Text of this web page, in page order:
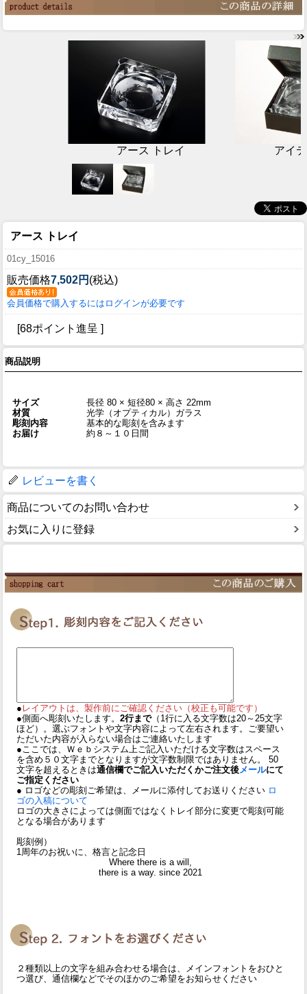
アース トレイ アイ
アース トレイ
01cy_15016
販売価格7,502円 (税込)
会員価格で購入するにはログインが必要です
[68ポイント進呈 ]
商品説明
サイズ
長径 80 × 短径80 × 高さ 22mm
材質
光学（オプティカル）ガラス
彫刻内容
基本的な彫刻を含みます
お届け
約８～１０日間
レビューを書く
商品についてのお問い合わせ
お気に入りに登録
● レイアウトは、製作前にご確認ください（校正も可能です）
●側面へ彫刻いたします。 2行まで（1行に入る文字数は20～25文字
ほど）。選ぶフォントや文字内容によって左右されます。ご要望い
ただいた内容が入らない場合はご連絡いたします
●ここでは、Ｗｅｂシステム上ご記入いただける文字数はスペース
を含め５０文字までとなりますが文字数制限ではありません。 50
文字を超えるときは通信欄でご記入いただくかご注文後 メールにて
ご指定ください
● ロゴなどの彫刻ご希望は、メールに添付してお送りください ロ
ゴの入稿について
ロゴの大きさによっては側面ではなくトレイ部分に変更で彫刻可能
となる場合があります
彫刻例）
1周年のお祝いに、格言と記念日
Where there is a will,
there is a way. since 2021
２種類以上の文字を組み合わせる場合は、メインフォントをおひと
つ選び、通信欄などでそのほかのご希望をお知らせください